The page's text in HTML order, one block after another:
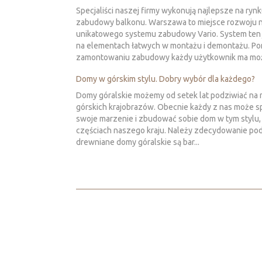
Specjaliści naszej firmy wykonują najlepsze na
zabudowy balkonu. Warszawa to miejsce rozwoju
unikatowego systemu zabudowy Vario. System
na elementach łatwych w montażu i demontażu.
zamontowaniu zabudowy każdy użytkownik ma
Domy w górskim stylu. Dobry wybór dla każdego?
Domy góralskie możemy od setek lat podziwiać na
górskich krajobrazów. Obecnie każdy z nas może
swoje marzenie i zbudować sobie dom w tym
częściach naszego kraju. Należy zdecydowanie
drewniane domy góralskie są bar...